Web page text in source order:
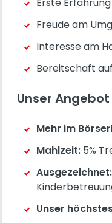
Freude am
Interesse am
Bereitschaft
Unser Angebot
Mehr im
Mahlzeit: 5%
Ausgezeichnet:
Unser